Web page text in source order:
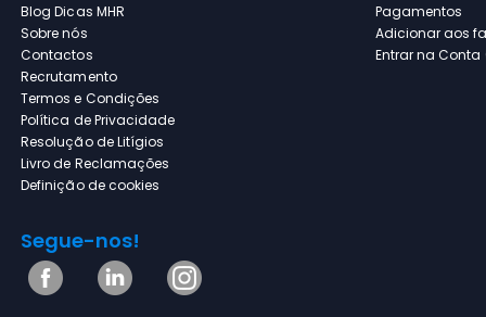
NXTHERMALITE
TEKA - Exaustor CNL 6415
LED LG - 49SM8050PLC
Blog Dicas MHR
Sobre nós
Contactos
Recrutamento
Termos e Condições
Política de Privacidade
Resolução de Litígios
Livro de Reclamações
Definição de cookies
Pagamentos
Adicionar aos
Entrar na Conta
Segue-nos!